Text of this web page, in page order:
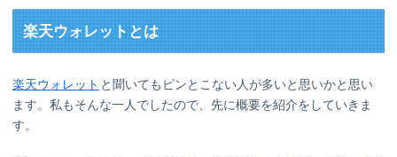
楽天ウォレットとは
楽天ウォレット と聞いてもピンとこない人が多いと思いかと思い
ます。私もそんな一人でしたので、先に概要を紹介をしていきま
す。